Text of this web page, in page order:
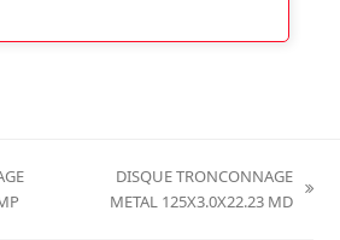
DISQUE TRONCONNAGE
METAL 125X3.0X22.23 MD